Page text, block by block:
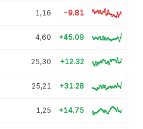
1,16 -9.81
4,60 +45.09
25,30 +12.32
25,21 +31.28
1,25 +14.75